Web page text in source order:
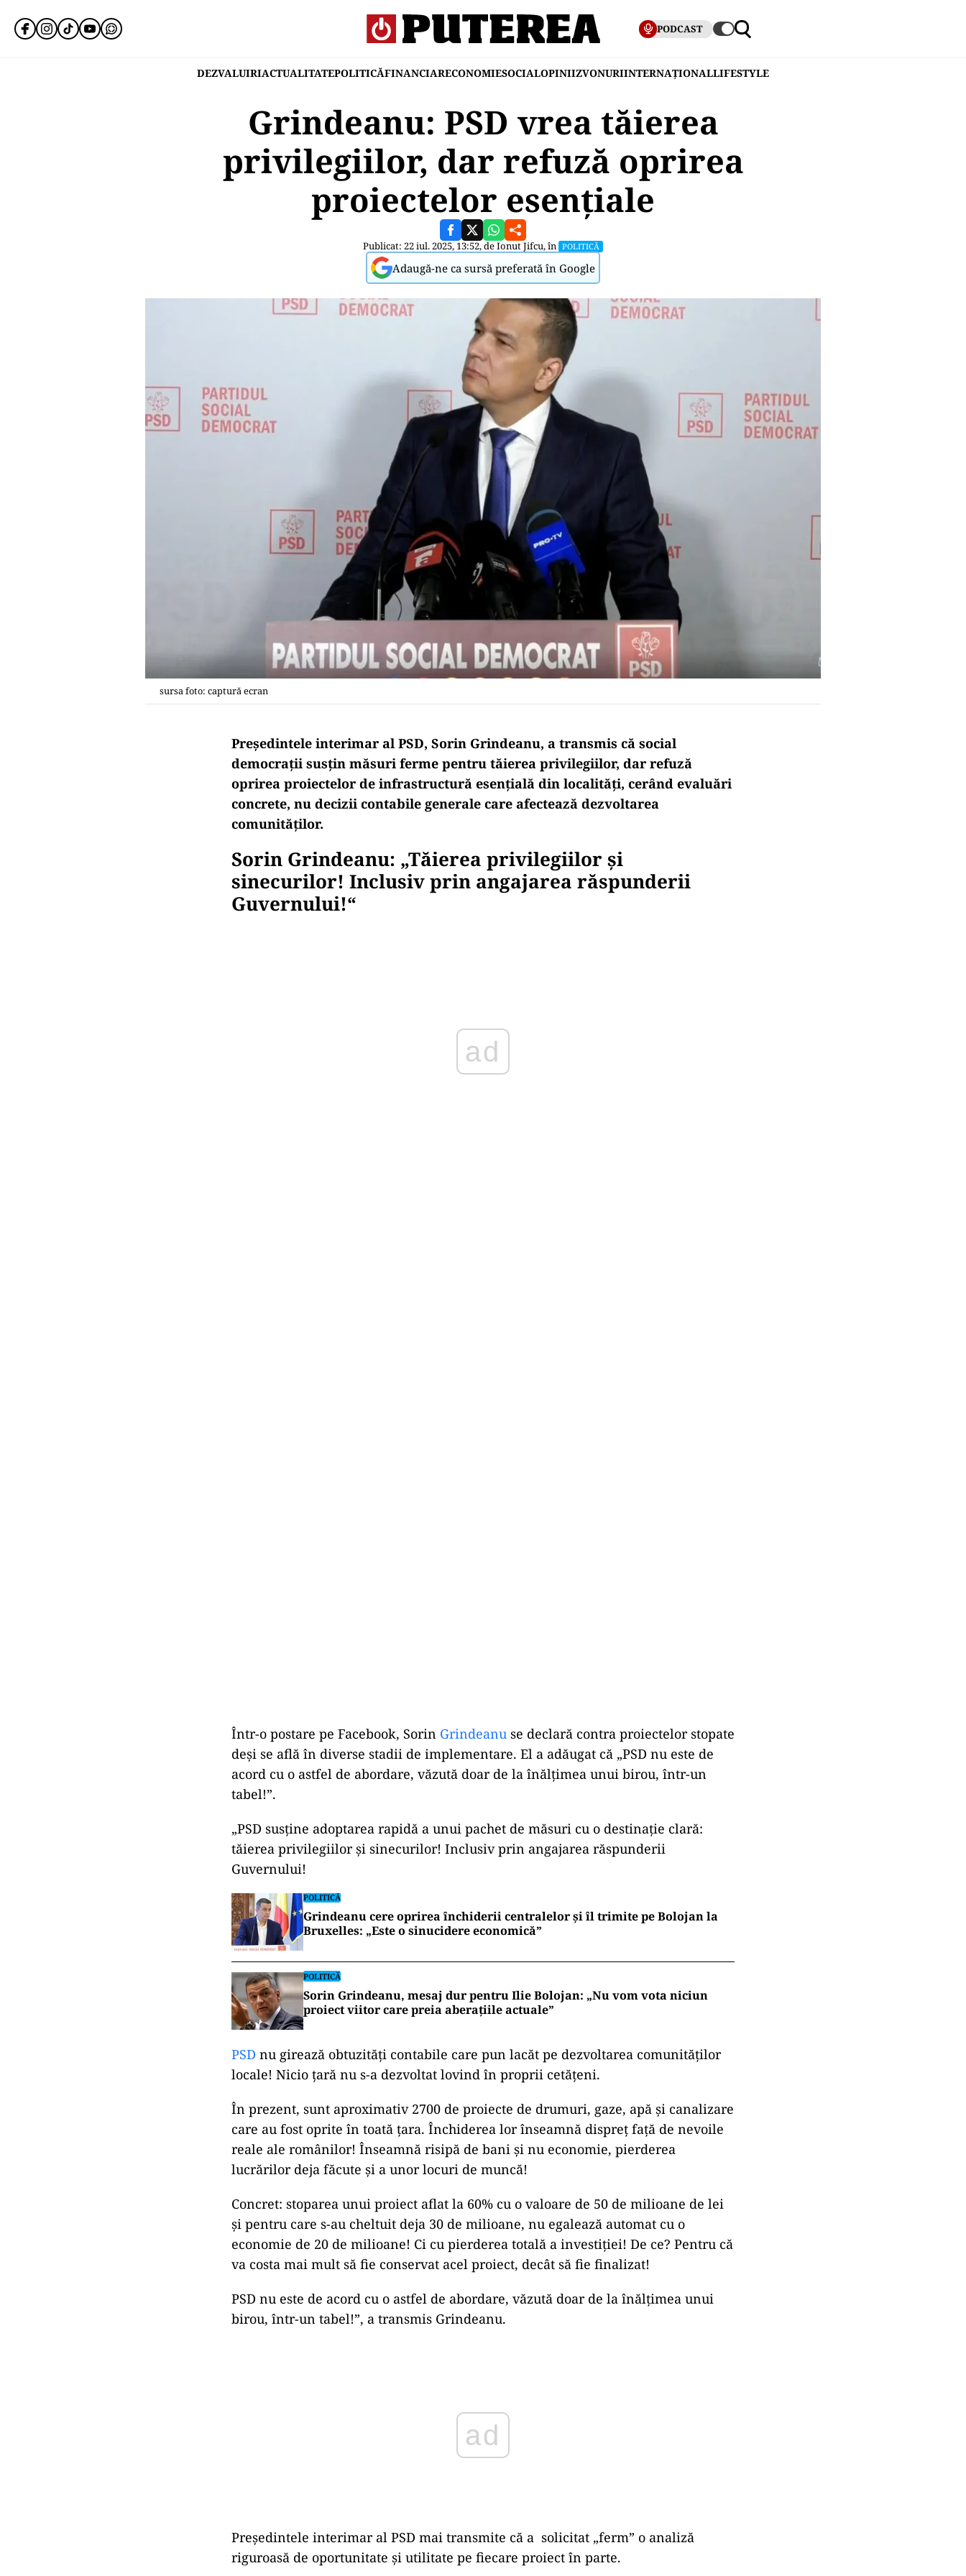
PODCAST
DEZVALUIRIACTUALITATEPOLITICĂFINANCIARECONOMIESOCIALOPINIIZVONURIINTERNAȚIONALLIFESTYLE
Grindeanu: PSD vrea tăierea
privilegiilor, dar refuză oprirea
proiectelor esențiale
Publicat: 22 iul. 2025, 13:52, deIonut Jifcu, în POLITICĂ
Adaugă-ne ca sursă preferată în Google
sursa foto: captură ecran
Preşedintele interimar al PSD, Sorin Grindeanu, a transmis că social
democraţii susțin măsuri ferme pentru tăierea privilegiilor, dar refuză
oprirea proiectelor de infrastructură esențială din localități, cerând evaluări
concrete, nu decizii contabile generale care afectează dezvoltarea
comunităților.
Sorin Grindeanu: „Tăierea privilegiilor și
sinecurilor! Inclusiv prin angajarea răspunderii
Guvernului!“
Într-o postare pe Facebook, Sorin Grindeanu se declară contra proiectelor stopate
deşi se află în diverse stadii de implementare. El a adăugat că „PSD nu este de
acord cu o astfel de abordare, văzută doar de la înălțimea unui birou, într-un
tabel!”.
„PSD susține adoptarea rapidă a unui pachet de măsuri cu o destinație clară:
tăierea privilegiilor și sinecurilor! Inclusiv prin angajarea răspunderii
Guvernului!
POLITICĂ
Grindeanu cere oprirea închiderii centralelor și îl trimite pe Bolojan la
Bruxelles: „Este o sinucidere economică”
POLITICĂ
Sorin Grindeanu, mesaj dur pentru Ilie Bolojan: „Nu vom vota niciun
proiect viitor care preia aberațiile actuale”
PSD nu girează obtuzități contabile care pun lacăt pe dezvoltarea comunităților
locale! Nicio țară nu s-a dezvoltat lovind în proprii cetățeni.
În prezent, sunt aproximativ 2700 de proiecte de drumuri, gaze, apă și canalizare
care au fost oprite în toată țara. Închiderea lor înseamnă dispreț față de nevoile
reale ale românilor! Înseamnă risipă de bani și nu economie, pierderea
lucrărilor deja făcute și a unor locuri de muncă!
Concret: stoparea unui proiect aflat la 60% cu o valoare de 50 de milioane de lei
și pentru care s-au cheltuit deja 30 de milioane, nu egalează automat cu o
economie de 20 de milioane! Ci cu pierderea totală a investiției! De ce? Pentru că
va costa mai mult să fie conservat acel proiect, decât să fie finalizat!
PSD nu este de acord cu o astfel de abordare, văzută doar de la înălțimea unui
birou, într-un tabel!”, a transmis Grindeanu.
ad
Preşedintele interimar al PSD mai transmite că a solicitat „ferm” o analiză
riguroasă de oportunitate și utilitate pe fiecare proiect în parte.